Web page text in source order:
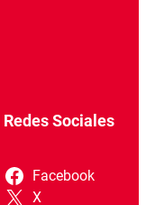
Redes Sociales
Facebook
X